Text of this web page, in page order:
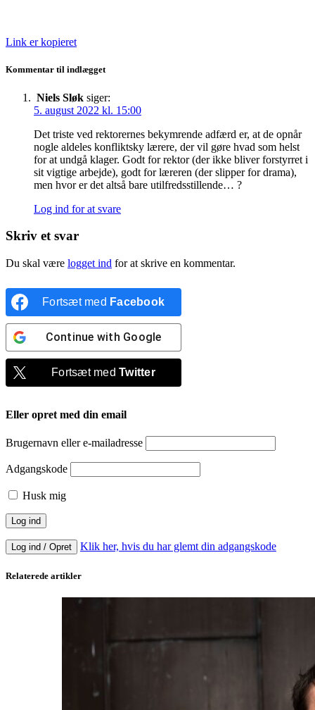
Link er kopieret
Kommentar til indlægget
Niels Sløk siger:
5. august 2022 kl. 15:00
Det triste ved rektorernes bekymrende adfærd er, at de opnår
nogle aldeles konfliktsky lærere, der vil gøre hvad som helst
for at undgå klager. Godt for rektor (der ikke bliver forstyrret i
sit vigtige arbejde), godt for læreren (der slipper for drama),
men hvor er det altså bare utilfredsstillende… ?
Log ind for at svare
Skriv et svar
Du skal være logget ind for at skrive en kommentar.
Fortsæt med Facebook
Continue with Google
Fortsæt medTwitter
Eller opret med din email
Brugernavn eller e-mailadresse
Adgangskode
Husk mig
Log ind / Opret Klik her, hvis du har glemt din adgangskode
Relaterede artikler